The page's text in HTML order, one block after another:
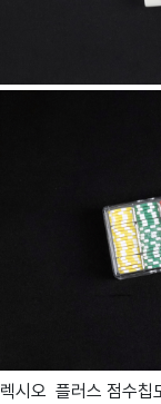
렉시오 플러스 점수칩